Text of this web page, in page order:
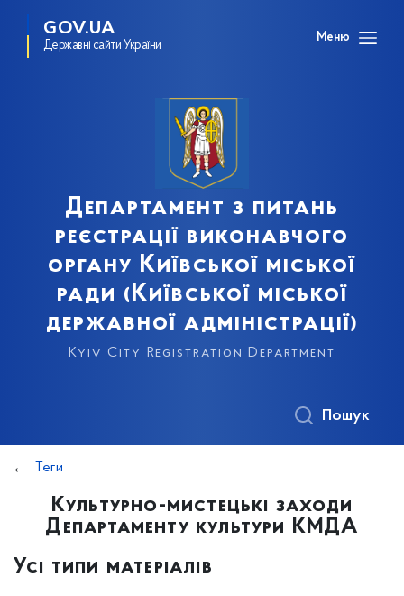
GOV.UA
Державні сайти України
Меню
Департамент з питань
реєстрації виконавчого
органу Київської міської
ради (Київської міської
державної адміністрації)
Kyiv City Registration Department
Пошук
Теги
Культурно-мистецькі заходи
Департаменту культури КМДА
Усі типи матеріалів